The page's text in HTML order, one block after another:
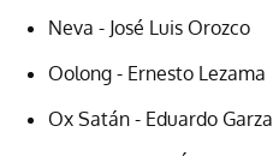
Neva - José Luis Orozco
Oolong - Ernesto Lezama
Ox Satán - Eduardo Garza